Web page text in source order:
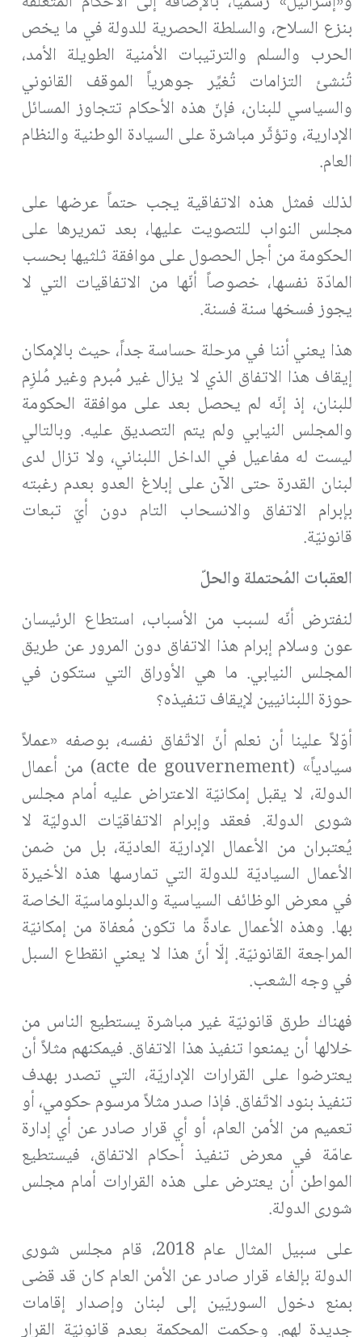
بنزع السلاح، والسلطة الحصرية للدولة في ما يخص
الحرب والسلم والترتيبات الأمنية الطويلة الأمد،
تُنشئ التزامات تُغيِّر جوهرياً الموقف القانوني
والسياسي للبنان، فإنّ هذه الأحكام تتجاوز المسائل
الإدارية، وتؤثّر مباشرة على السيادة الوطنية والنظام
العام.
لذلك فمثل هذه الاتفاقية يجب حتماً عرضها على
مجلس النواب للتصويت عليها، بعد تمريرها على
الحكومة من أجل الحصول على موافقة ثلثيها بحسب
المادّة نفسها، خصوصاً أنّها من الاتفاقيات التي لا
يجوز فسخها سنة فسنة.
هذا يعني أننا في مرحلة حساسة جداً، حيث بالإمكان
إيقاف هذا الاتفاق الذي لا يزال غير مُبرم وغير مُلزِم
للبنان، إذ إنّه لم يحصل بعد على موافقة الحكومة
والمجلس النيابي ولم يتم التصديق عليه. وبالتالي
ليست له مفاعيل في الداخل اللبناني، ولا تزال لدى
لبنان القدرة حتى الآن على إبلاغ العدو بعدم رغبته
بإبرام الاتفاق والانسحاب التام دون أيّ تبعات
قانونيّة.
العقبات المُحتملة والحلّ
لنفترض أنّه لسبب من الأسباب، استطاع الرئيسان
عون وسلام إبرام هذا الاتفاق دون المرور عن طريق
المجلس النيابي. ما هي الأوراق التي ستكون في
حوزة اللبنانيين لإيقاف تنفيذه؟
أوّلاً علينا أن نعلم أنّ الاتّفاق نفسه، بوصفه «عملاً
سيادياً» (acte de gouvernement) من أعمال
الدولة، لا يقبل إمكانيّة الاعتراض عليه أمام مجلس
شورى الدولة. فعقد وإبرام الاتفاقيّات الدوليّة لا
يُعتبران من الأعمال الإداريّة العاديّة، بل من ضمن
الأعمال السياديّة للدولة التي تمارسها هذه الأخيرة
في معرض الوظائف السياسية والدبلوماسيّة الخاصة
بها. وهذه الأعمال عادةً ما تكون مُعفاة من إمكانيّة
المراجعة القانونيّة. إلّا أنّ هذا لا يعني انقطاع السبل
في وجه الشعب.
فهناك طرق قانونيّة غير مباشرة يستطيع الناس من
خلالها أن يمنعوا تنفيذ هذا الاتفاق. فيمكنهم مثلاً أن
يعترضوا على القرارات الإداريّة، التي تصدر بهدف
تنفيذ بنود الاتّفاق. فإذا صدر مثلاً مرسوم حكومي، أو
تعميم من الأمن العام، أو أي قرار صادر عن أي إدارة
عامّة في معرض تنفيذ أحكام الاتفاق، فيستطيع
المواطن أن يعترض على هذه القرارات أمام مجلس
شورى الدولة.
على سبيل المثال عام 2018، قام مجلس شورى
الدولة بإلغاء قرار صادر عن الأمن العام كان قد قضى
بمنع دخول السوريّين إلى لبنان وإصدار إقامات
جديدة لهم. وحكمت المحكمة بعدم قانونيّة القرار